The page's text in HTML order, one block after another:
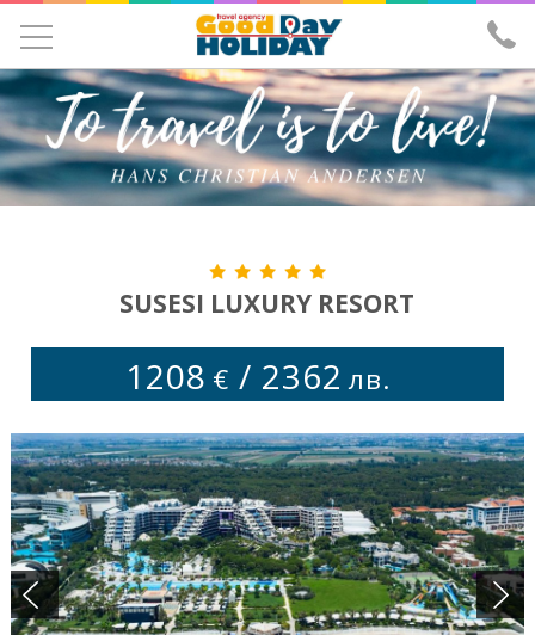
УЧЕНИЧЕСКИ ЕКСКУРЗИИ
ЕКСКУРЗИИ
ПОЧИВКИ
САМОЛЕТНИ БИЛЕТИ
ИЗПРАТИ ЗАПИТВАНЕ
ЛИЦЕНЗ И ЗАСТРАХОВКА
ПОДАРЪЧЕН ВАУЧЕР
БАНКОВИ СМЕТКИ
SUSESI LUXURY RESORT
1208 € / 2362 лв.